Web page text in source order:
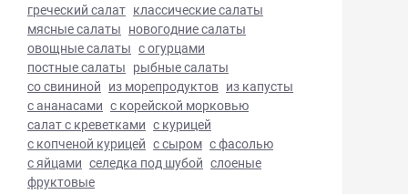
греческий салат классические салаты
мясные салаты новогодние салаты
овощные салаты с огурцами
постные салаты рыбные салаты
со свининой из морепродуктов из капусты
с ананасами с корейской морковью
салат с креветками с курицей
с копченой курицей с сыром с фасолью
с яйцами селедка под шубой слоеные
фруктовые